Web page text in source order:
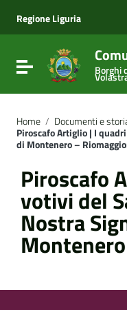
Vai al menu di
Vai al footer
Regione Liguria
Attiva / disattiva la
Borghi
Home / Documenti e
Piroscafo Artiglio | I
di Montenero –
Piroscafo
votivi del
Nostra